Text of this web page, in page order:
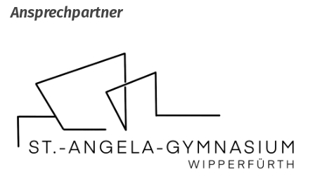
Ansprechpartner